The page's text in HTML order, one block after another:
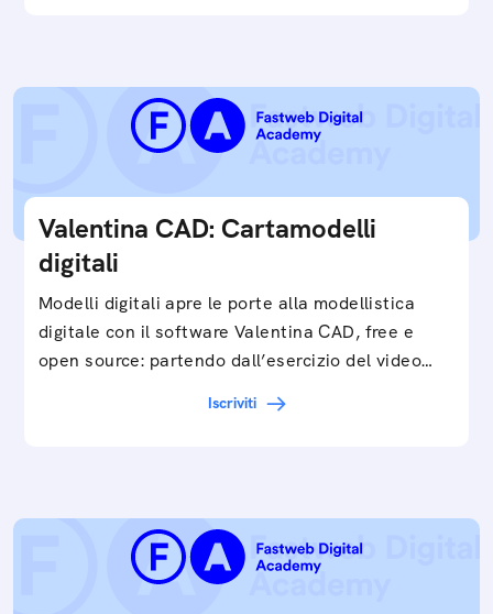
Valentina CAD: Cartamodelli
digitali
Modelli digitali apre le porte alla modellistica
digitale con il software Valentina CAD, free e
open source: partendo dall’esercizio del video…
Iscriviti